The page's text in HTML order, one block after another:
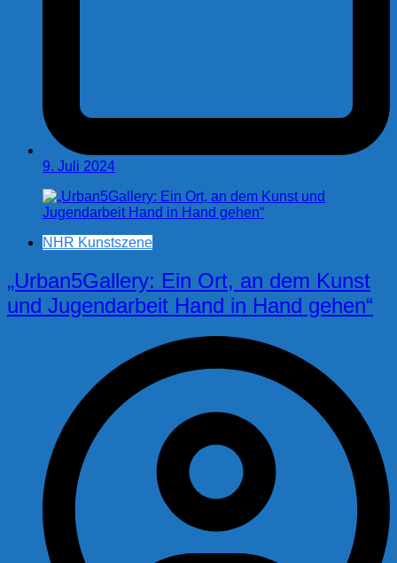
9. Juli 2024
NHR Kunstszene
„Urban5Gallery: Ein Ort, an dem Kunst
und Jugendarbeit Hand in Hand gehen“